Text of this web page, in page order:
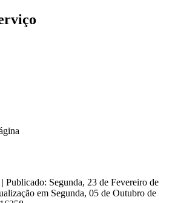
| Publicado: Segunda, 23 de Fevereiro de
em Segunda, 05 de Outubro de